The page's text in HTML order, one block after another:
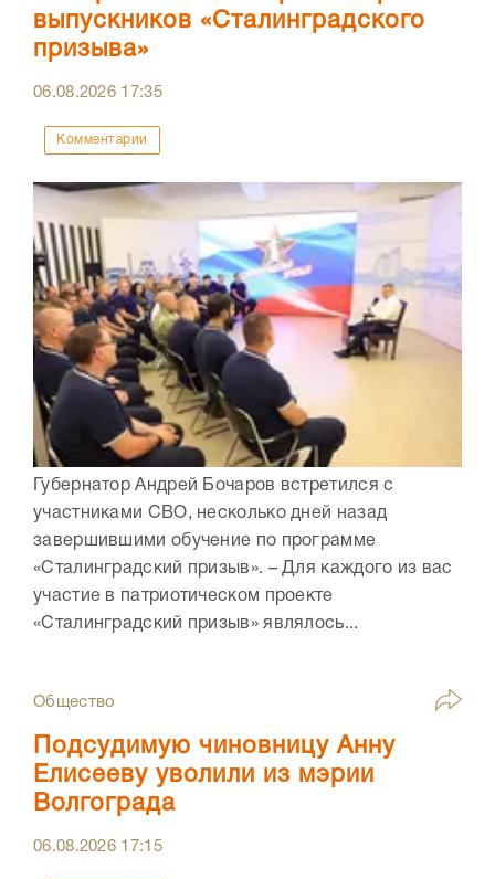
выпускников «Сталинградского
призыва»
06.08.2026 17:35
Комментарии
Губернатор Андрей Бочаров встретился с
участниками СВО, несколько дней назад
завершившими обучение по программе
«Сталинградский призыв». – Для каждого из вас
участие в патриотическом проекте
«Сталинградский призыв» являлось...
Общество
Подсудимую чиновницу Анну
Елисееву уволили из мэрии
Волгограда
06.08.2026 17:15